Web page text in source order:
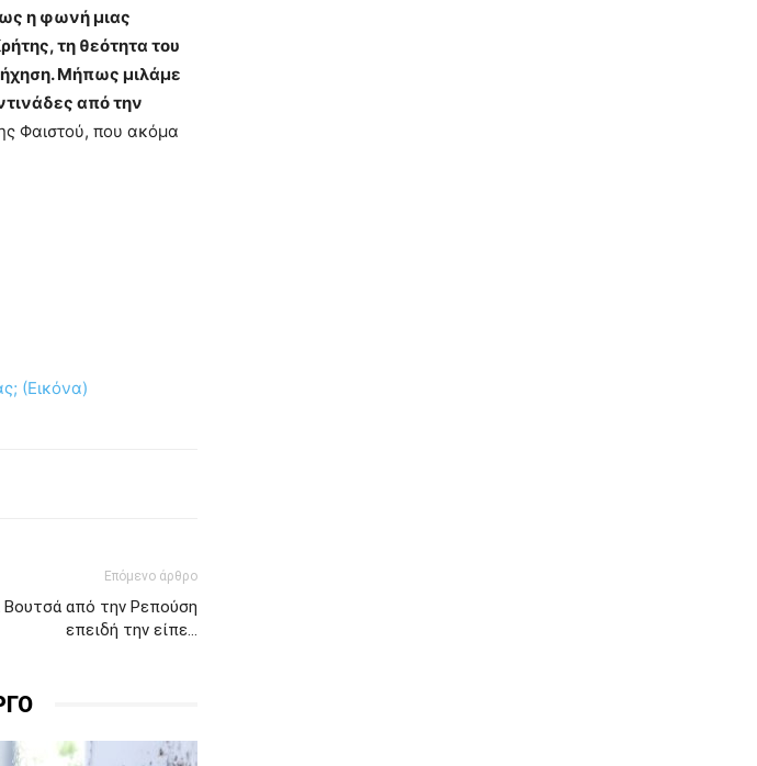
η φωνή μιας
τη θεότητα του
Μήπως μιλάμε
από την
Φαιστού, που ακόμα
(Εικόνα)
Επόμενο άρθρο
από την Ρεπούση
επειδή την είπε…